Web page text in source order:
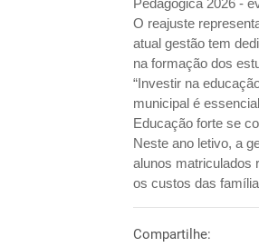
Pedagógica 2026 -
O reajuste
atual gestão tem
na formação dos
“Investir na
municipal é
Educação forte se
Neste ano letivo, a
alunos matriculados
os custos das
Compartilhe: